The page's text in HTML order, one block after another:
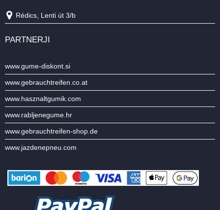
Rédics, Lenti út 3/b
PARTNERJI
www.gume-diskont.si
www.gebrauchtreifen.co.at
www.hasznaltgumik.com
www.rabljenegume.hr
www.gebrauchtreifen-shop.de
www.jazdenepneu.com